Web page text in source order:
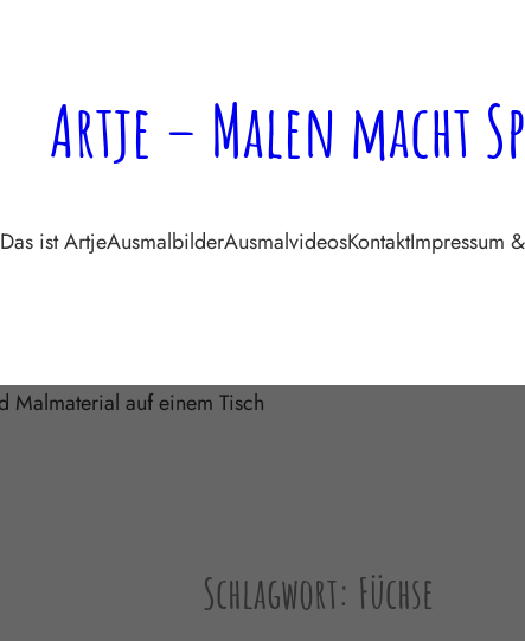
Artje – Malen macht
Das ist ArtjeAusmalbilderAusmalvideosKontaktImpressum
Schlagwort: Füchse